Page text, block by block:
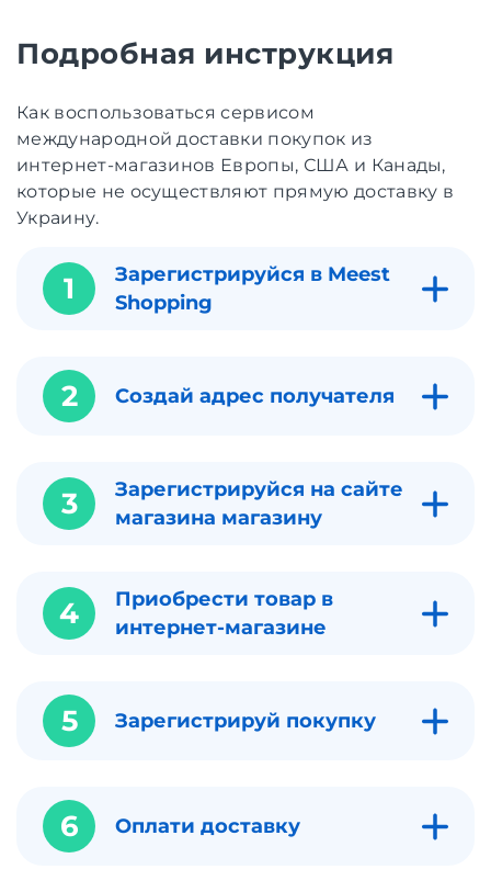
Подробная инструкция
Как воспользоваться сервисом
международной доставки покупок из
интернет-магазинов Европы, США и Канады,
которые не осуществляют прямую доставку в
Украину.
1
Зарегистрируйся в Meest
Shopping
2 Создай адрес получателя
3
Зарегистрируйся на сайте
магазина магазину
4
Приобрести товар в
интернет-магазине
5 Зарегистрируй покупку
6 Оплати доставку